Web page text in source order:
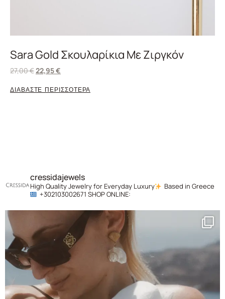
Sara Gold Σκουλαρίκια Με Ζιργκόν
27,00€22,95€
ΔΙΑΒΑΣΤΕ ΠΕΡΙΣΣΟΤΕΡΑ
cressidajewels
High Quality Jewelry for Everyday Luxury
Based in Greece
+302103002671 SHOP ONLINE: